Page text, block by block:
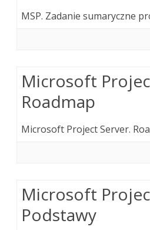
MSP. Zadanie sumaryczne
Microsoft
Roadmap
Microsoft Project Server.
Microsoft
Podstawy